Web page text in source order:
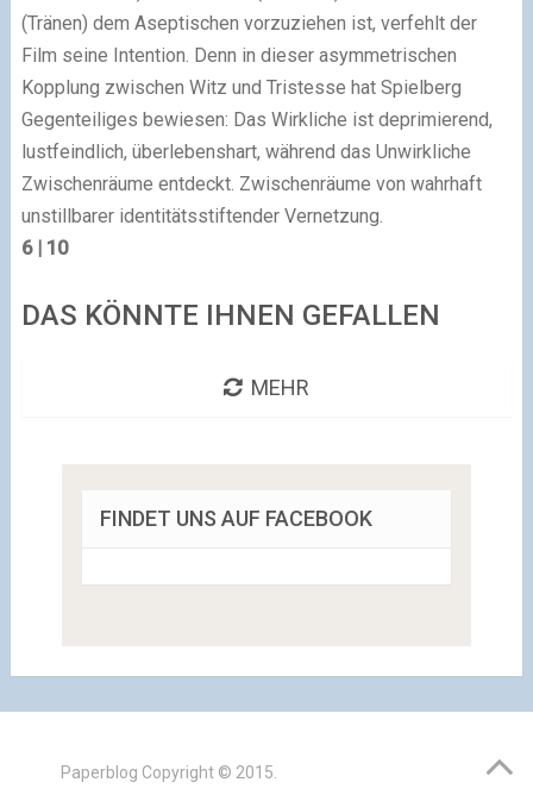
(Tränen) dem Aseptischen vorzuziehen ist, verfehlt der
Film seine Intention. Denn in dieser asymmetrischen
Kopplung zwischen Witz und Tristesse hat Spielberg
Gegenteiliges bewiesen: Das Wirkliche ist deprimierend,
lustfeindlich, überlebenshart, während das Unwirkliche
Zwischenräume entdeckt. Zwischenräume von wahrhaft
unstillbarer identitätsstiftender Vernetzung.
6 | 10
DAS KÖNNTE IHNEN GEFALLEN
MEHR
FINDET UNS AUF FACEBOOK
Paperblog Copyright © 2015.